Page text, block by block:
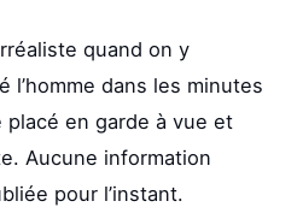
quand on y
l’homme dans les minutes
placé en garde à vue et
Aucune information
pour l’instant.